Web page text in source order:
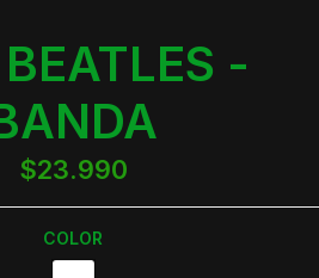
-
$23.990
COLOR